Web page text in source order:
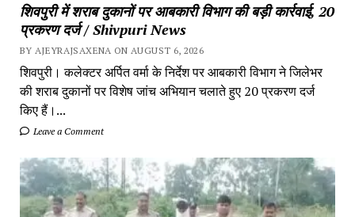
शिवपुरी में शराब दुकानों पर आबकारी विभाग की बड़ी कार्रवाई, 20
प्रकरण दर्ज / Shivpuri News
BY AJEYRAJSAXENA ON AUGUST 6, 2026
शिवपुरी। कलेक्टर अर्पित वर्मा के निर्देश पर आबकारी विभाग ने जिलेभर
की शराब दुकानों पर विशेष जांच अभियान चलाते हुए 20 प्रकरण दर्ज
किए हैं।...
Leave a Comment